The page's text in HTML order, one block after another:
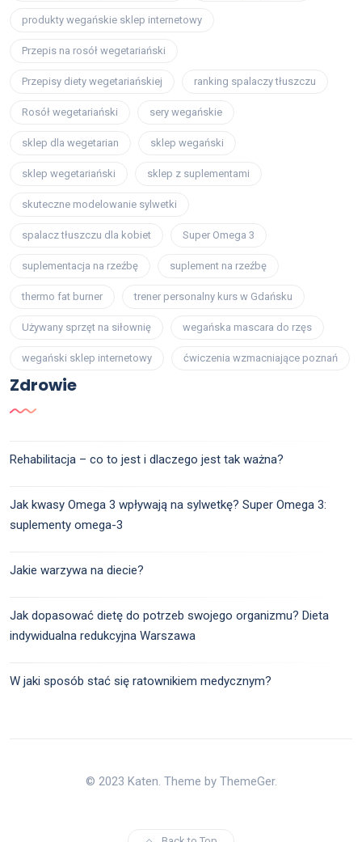
produkty wegańskie sklep internetowy
Przepis na rosół wegetariański
Przepisy diety wegetariańskiej ranking spalaczy tłuszczu
Rosół wegetariański sery wegańskie
sklep dla wegetarian sklep wegański
sklep wegetariański sklep z suplementami
skuteczne modelowanie sylwetki
spalacz tłuszczu dla kobiet Super Omega 3
suplementacja na rzeźbę suplement na rzeźbę
thermo fat burner trener personalny kurs w Gdańsku
Używany sprzęt na siłownię wegańska mascara do rzęs
wegański sklep internetowy ćwiczenia wzmacniające poznań
Zdrowie
Rehabilitacja – co to jest i dlaczego jest tak ważna?
Jak kwasy Omega 3 wpływają na sylwetkę? Super Omega 3:
suplementy omega-3
Jakie warzywa na diecie?
Jak dopasować dietę do potrzeb swojego organizmu? Dieta
indywidualna redukcyjna Warszawa
W jaki sposób stać się ratownikiem medycznym?
© 2023 Katen. Theme by ThemeGer.